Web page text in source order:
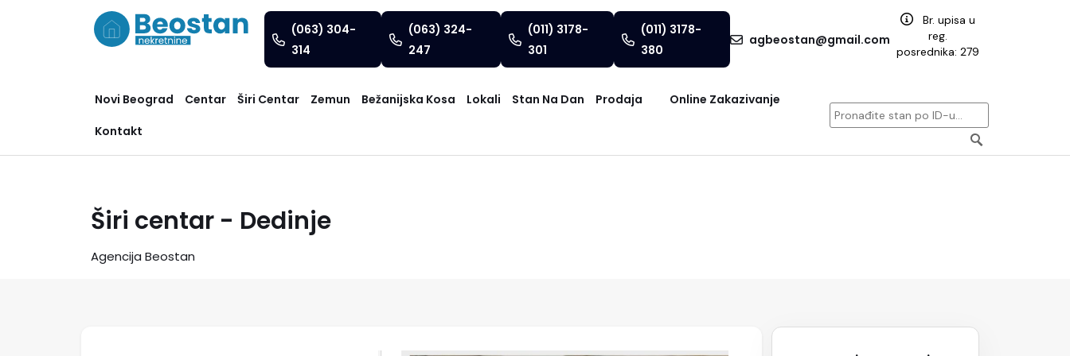
(063) 304-
314
(063) 324-
247
(011) 3178-
301
(011) 3178-
380
agbeostan@gmail.com
Br. upisa u
reg.
posrednika: 279
Novi Beograd Centar Širi Centar Zemun Bežanijska Kosa Lokali Stan Na Dan Prodaja
Online Zakazivanje
Kontakt
Širi centar - Dedinje
Agencija Beostan